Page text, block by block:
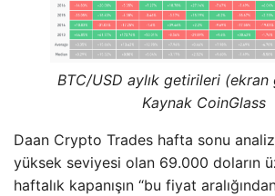
BTC/USD aylık getirileri (ekran
Kaynak CoinGlass
Daan Crypto Trades hafta sonu
yüksek seviyesi olan 69.000 doların
haftalık kapanışın “bu fiyat